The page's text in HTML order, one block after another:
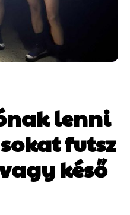
lenni
futsz
késő